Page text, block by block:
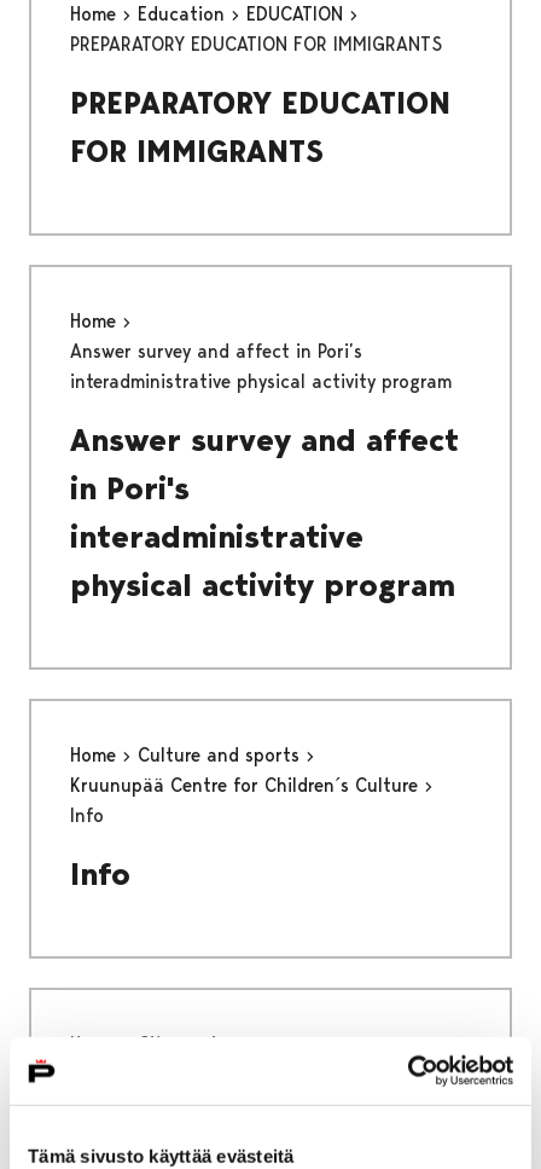
Tämä sivusto käyttää evästeitä
Home Education
EDUCATION
PREPARATORY EDUCATION FOR IMMIGRANTS
PREPARATORY EDUCATION
FOR IMMIGRANTS
Home
Answer survey and affect in Pori’s
interadministrative physical activity program
Answer survey and affect
in Pori's
interadministrative
physical activity program
Home
Culture and sports
Kruunupää Centre for Children´s Culture
Info
Info
Home
City services
Housing counseling